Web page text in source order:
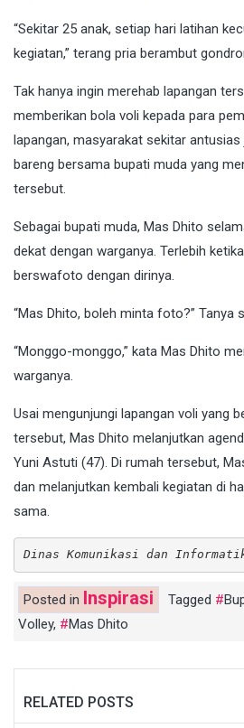
“Sekitar 25 anak, setiap hari latihan
kegiatan,” terang pria berambut
Tak hanya ingin merehab lapangan
memberikan bola voli kepada para
lapangan, masyarakat sekitar
bareng bersama bupati muda yang
tersebut.
Sebagai bupati muda, Mas Dhito
dekat dengan warganya. Terlebih
berswafoto dengan dirinya.
“Mas Dhito, boleh minta foto?” Tanya
“Monggo-monggo,” kata Mas Dhito
warganya.
Usai mengunjungi lapangan voli yang
tersebut, Mas Dhito melanjutkan
Yuni Astuti (47). Di rumah tersebut,
dan melanjutkan kembali kegiatan di
sama.
Dinas Komunikasi dan
Posted in Inspirasi Tagged
Volley, Mas Dhito
RELATED POSTS